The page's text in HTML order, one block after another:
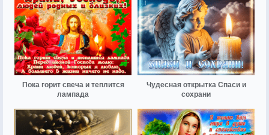
Пока горит свеча и теплится
лампада
Чудесная открытка Спаси и
сохрани